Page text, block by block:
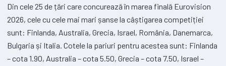
Din cele 25 de țări care concurează în marea finală Eurovision
2026, cele cu cele mai mari șanse la câștigarea competiției
sunt: Finlanda, Australia, Grecia, Israel, România, Danemarca,
Bulgaria și Italia. Cotele la pariuri pentru acestea sunt: Finlanda
– cota 1.90, Australia – cota 5.50, Grecia – cota 7.50, Israel –